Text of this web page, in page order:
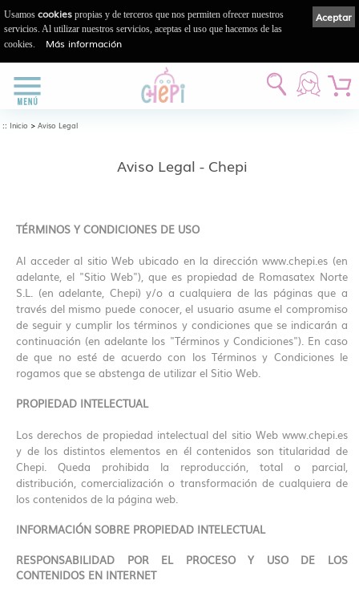
:: Inicio > Aviso Legal
Aviso Legal - Chepi
TÉRMINOS Y CONDICIONES DE USO
Al acceder al sitio Web ubicado en la dirección www.chepi.es (en
adelante, el "Sitio Web"), que es propiedad de Romasatex Norte
S.L. (en adelante, Chepi) y/o a cualquiera de las páginas que a
través del mismo puede conocer, el usuario asume el compromiso
de seguir y cumplir los términos y condiciones que se indicarán a
continuación (en adelante los "Términos y Condiciones"). En caso
de que no esté de acuerdo con los Términos y Condiciones le
rogamos que se abstenga de utilizar el Sitio Web.
PROPIEDAD INTELECTUAL
Los derechos de propiedad intelectual del sitio Web www.chepi.es
y de los distintos elementos en él contenidos son titularidad de
Chepi. Queda prohibida la reproducción, total o parcial,
distribución, comercialización o transformación de cualquiera de
los contenidos de la página web.
INFORMACIÓN SOBRE PROPIEDAD INTELECTUAL
RESPONSABILIDAD POR EL PROCESO Y USO DE LOS
CONTENIDOS EN INTERNET
Aceptar
Usamos cookies propias y de terceros que nos permiten ofrecer nuestros
servicios. Al utilizar nuestros servicios, aceptas el uso que hacemos de las
cookies.
Más información